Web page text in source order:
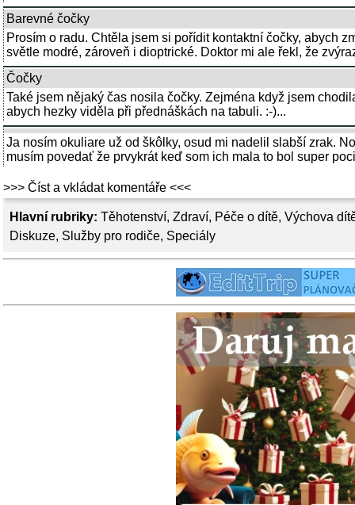
Hlavní rubriky: Těhotenství, Zdraví, Péče o dítě, Výchova
Diskuze, Služby pro rodiče, Speciály
Barevné čočky
Prosím o radu. Chtěla jsem si pořídit kontaktní čočky, abych
světle modré, zároveň i dioptrické. Doktor mi ale řekl, že
Čočky
Také jsem nějaký čas nosila čočky. Zejména když jsem
abych hezky viděla při přednáškách na tabuli. :-)...
Ja nosím okuliare už od škôlky, osud mi nadelil slabší zrak.
musím povedať že prvykrát keď som ich mala to bol super
>>> Číst a vkládat komentáře <<<